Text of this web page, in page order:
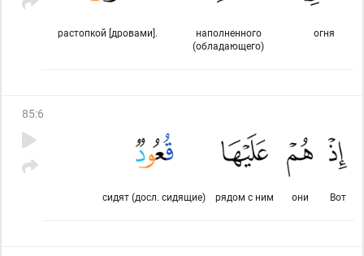
огня
наполненного
(обладающего)
растопкой [дровами].
85:6
Вот
они
рядом с ним
сидят (досл. сидящие)